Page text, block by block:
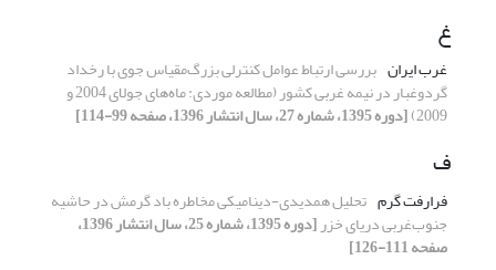
غ
غرب ایران بررسی ارتباط عوامل کنترلی بزرگ‌مقیاس جوی با رخداد
گردوغبار در نیمه غربی کشور (مطالعه موردی: ماه‌های جولای 2004 و
2009) [دوره 1395، شماره 27، سال انتشار 1396، صفحه 99-114]
ف
فرارفت گرم تحلیل همدیدی-دینامیکی مخاطره باد گرمش در حاشیه
جنوب‌غربی دریای خزر [دوره 1395، شماره 25، سال انتشار 1396،
صفحه 111-126]